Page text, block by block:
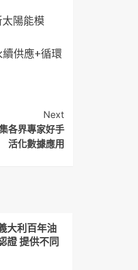
陽能模
續供應+循環
Next
各界專家好手
活化數據應用
大利百年油
證 提供不同